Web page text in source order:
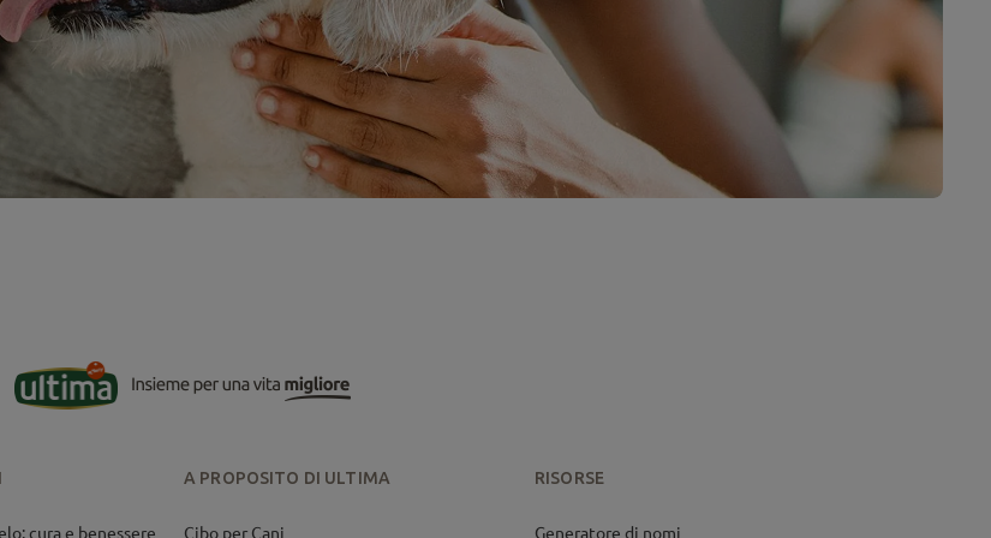
cura e benessere
A PROPOSITO DI ULTIMA
Cibo per Cani
RISORSE
Generatore di nomi